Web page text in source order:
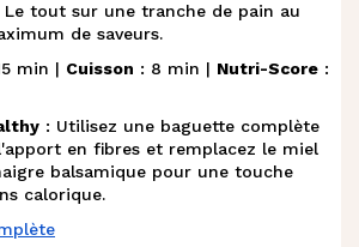
Le tout sur une tranche de pain au
de saveurs.
min | Cuisson : 8 min | Nutri-Score :
: Utilisez une baguette complète
en fibres et remplacez le miel
balsamique pour une touche
calorique.